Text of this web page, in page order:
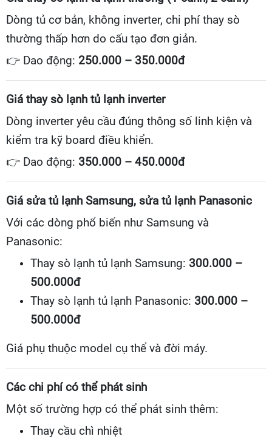
Dòng tủ cơ bản, không inverter, chi phí thay sò
thường thấp hơn do cấu tạo đơn giản.
👉 Dao động: 250.000 – 350.000đ
Giá thay sò lạnh tủ lạnh inverter
Dòng inverter yêu cầu đúng thông số linh kiện và
kiểm tra kỹ board điều khiển.
👉 Dao động: 350.000 – 450.000đ
Giá sửa tủ lạnh Samsung, sửa tủ lạnh Panasonic
Với các dòng phổ biến như Samsung và
Panasonic:
Thay sò lạnh tủ lạnh Samsung: 300.000 –
500.000đ
Thay sò lạnh tủ lạnh Panasonic: 300.000 –
500.000đ
Giá phụ thuộc model cụ thể và đời máy.
Các chi phí có thể phát sinh
Một số trường hợp có thể phát sinh thêm:
Thay cầu chì nhiệt